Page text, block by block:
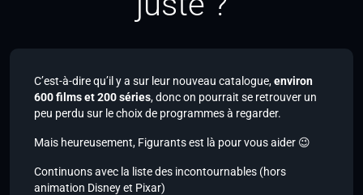
CONNEXION
C’est-à-dire qu’il y a sur leur nouveau catalogue,environ
600 films et 200 séries, donc on pourrait se retrouver un
peu perdu sur le choix de programmes à regarder.
Mais heureusement, Figurants est là pour vous aider 😉
Continuons avec la liste des incontournables (hors
animation Disney et Pixar)